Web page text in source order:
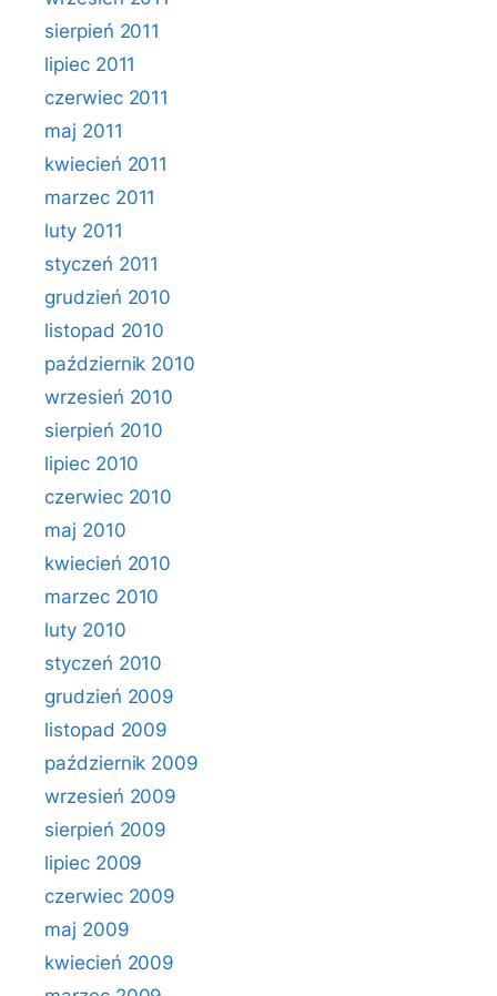
sierpień 2011
lipiec 2011
czerwiec 2011
maj 2011
kwiecień 2011
marzec 2011
luty 2011
styczeń 2011
grudzień 2010
listopad 2010
październik 2010
wrzesień 2010
sierpień 2010
lipiec 2010
czerwiec 2010
maj 2010
kwiecień 2010
marzec 2010
luty 2010
styczeń 2010
grudzień 2009
listopad 2009
październik 2009
wrzesień 2009
sierpień 2009
lipiec 2009
czerwiec 2009
maj 2009
kwiecień 2009